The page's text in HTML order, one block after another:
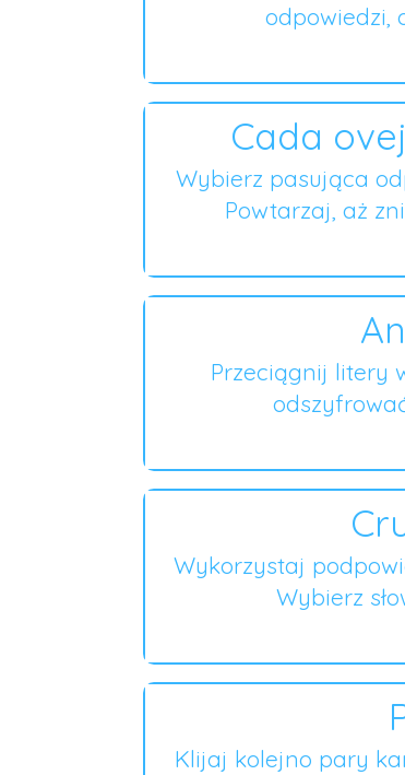
odpowiedzi,
Cada
Wybierz pasująca
Powtarzaj, aż
Przeciągnij litery
Wykorzystaj
Wybierz
Klijaj kolejno pary